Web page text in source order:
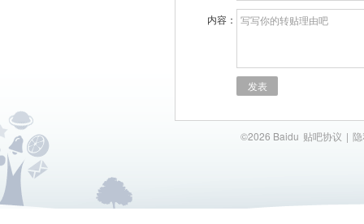
内容： 写写你的转贴理由吧
发表
©2026 Baidu 贴吧协议 |